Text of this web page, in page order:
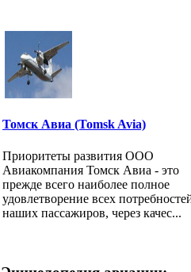
Томск Авиа (Tomsk Avia)
Приоритеты развития ООО
Авиакомпания Томск Авиа - это
прежде всего наиболее полное
удовлетворение всех
наших пассажиров, через качес...